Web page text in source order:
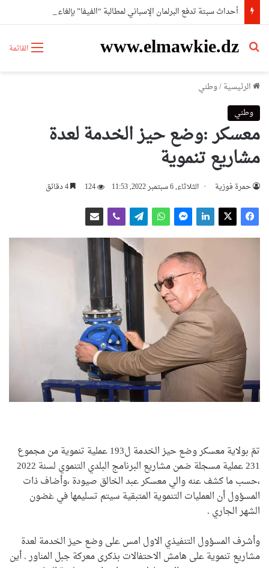
القائمة www.elmawkie.dz
بحث عن
الرئيسية/وطني
وطني
معسكر :وضع حيز الخدمة لعدة
مشاريع تنموية
حمرة فوزية الثلاثاء, 6 سبتمبر 2022, 11:53 124
تمّ بولاية معسكر وضع حيز الخدمة ل193 عملية تنموية من مجموع
231 عملية مسجلة ضمن مشاريع البرنامج البلدي التنموي لسنة 2022
،حسب ما كشف عنه والي معسكر عبد الخالق صيودة ،وأضاف ذات
المسؤول أن العمليات التنموية المتبقية سيتم تسليمها في غضون
الشهر الجاري .
وأشرف المسؤول التنفيذي الاول امس على وضع حيز الخدمة لعدة
مشاريع تنموية على هامش الاحتفالات بذكرى معركة جبل المناور . أين